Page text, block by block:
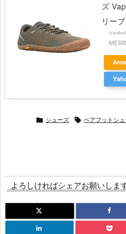
ズ
リー
 シューズ  ベアフットシ
よろしければシェアお願いしま